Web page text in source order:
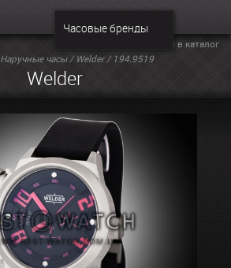
Часовые бренды
Наручные часы/ Welder/ 194.9519
Welder
Вернуться в каталог